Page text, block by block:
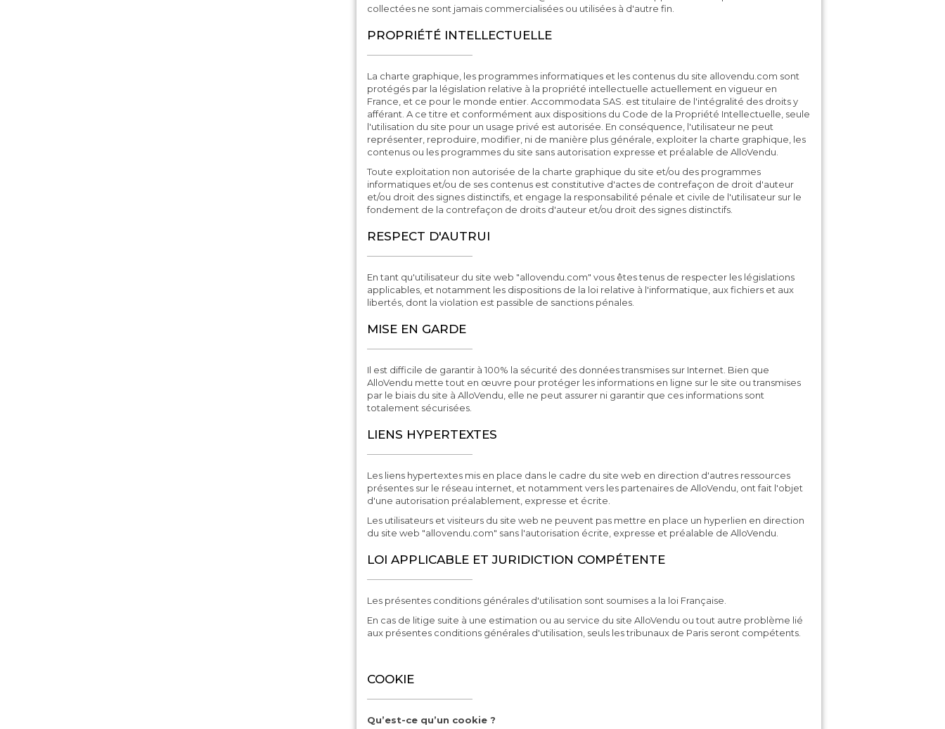
collectées ne sont jamais commercialisées ou utilisées à d'autre fin.
PROPRIÉTÉ INTELLECTUELLE
La charte graphique, les programmes informatiques et les contenus du site allovendu.com sont
protégés par la législation relative à la propriété intellectuelle actuellement en vigueur en
France, et ce pour le monde entier. Accommodata SAS. est titulaire de l'intégralité des droits y
afférant. A ce titre et conformément aux dispositions du Code de la Propriété Intellectuelle, seule
l'utilisation du site pour un usage privé est autorisée. En conséquence, l'utilisateur ne peut
représenter, reproduire, modifier, ni de manière plus générale, exploiter la charte graphique, les
contenus ou les programmes du site sans autorisation expresse et préalable de AlloVendu.
Toute exploitation non autorisée de la charte graphique du site et/ou des programmes
informatiques et/ou de ses contenus est constitutive d'actes de contrefaçon de droit d'auteur
et/ou droit des signes distinctifs, et engage la responsabilité pénale et civile de l'utilisateur sur le
fondement de la contrefaçon de droits d'auteur et/ou droit des signes distinctifs.
RESPECT D'AUTRUI
En tant qu'utilisateur du site web "allovendu.com" vous êtes tenus de respecter les législations
applicables, et notamment les dispositions de la loi relative à l'informatique, aux fichiers et aux
libertés, dont la violation est passible de sanctions pénales.
MISE EN GARDE
Il est difficile de garantir à 100% la sécurité des données transmises sur Internet. Bien que
AlloVendu mette tout en œuvre pour protéger les informations en ligne sur le site ou transmises
par le biais du site à AlloVendu, elle ne peut assurer ni garantir que ces informations sont
totalement sécurisées.
LIENS HYPERTEXTES
Les liens hypertextes mis en place dans le cadre du site web en direction d'autres ressources
présentes sur le réseau internet, et notamment vers les partenaires de AlloVendu, ont fait l'objet
d'une autorisation préalablement, expresse et écrite.
Les utilisateurs et visiteurs du site web ne peuvent pas mettre en place un hyperlien en direction
du site web "allovendu.com" sans l'autorisation écrite, expresse et préalable de AlloVendu.
LOI APPLICABLE ET JURIDICTION COMPÉTENTE
Les présentes conditions générales d'utilisation sont soumises a la loi Française.
En cas de litige suite à une estimation ou au service du site AlloVendu ou tout autre problème lié
aux présentes conditions générales d'utilisation, seuls les tribunaux de Paris seront compétents.
COOKIE
Qu’est-ce qu’un cookie ?